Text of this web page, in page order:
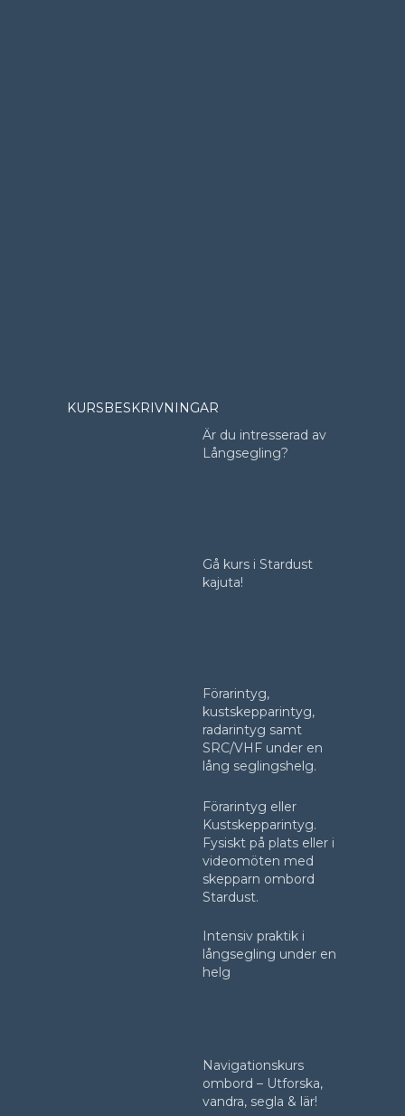
KURSBESKRIVNINGAR
Är du intresserad av
Långsegling?
Gå kurs i Stardust
kajuta!
Förarintyg,
kustskepparintyg,
radarintyg samt
SRC/VHF under en
lång seglingshelg.
Förarintyg eller
Kustskepparintyg.
Fysiskt på plats eller i
videomöten med
skepparn ombord
Stardust.
Intensiv praktik i
långsegling under en
helg
Navigationskurs
ombord – Utforska,
vandra, segla & lär!